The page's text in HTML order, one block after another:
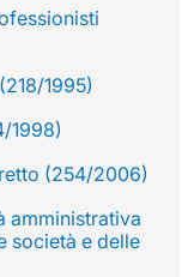
1995)
1998)
(254/2006)
amministrativa
società e delle